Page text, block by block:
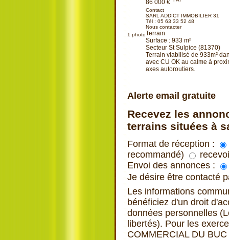
1 photo
86 000 €
Contact
SARL ADDICT IMMOBILIER 31
Tél : 05 63 33 52 48
Nous contacter
Terrain
Surface : 933 m²
Secteur St Sulpice (81370)
Terrain viabilisé de 933m²
avec CU OK au calme à
axes autoroutiers.
Alerte email gratuite
Recevez les
terrains situées à
Format de réception :
recommandé)
Envoi des annonces :
Je désire être contacté
Les informations
bénéficiez d'un droit
données personnelles
libertés). Pour les
COMMERCIAL DU